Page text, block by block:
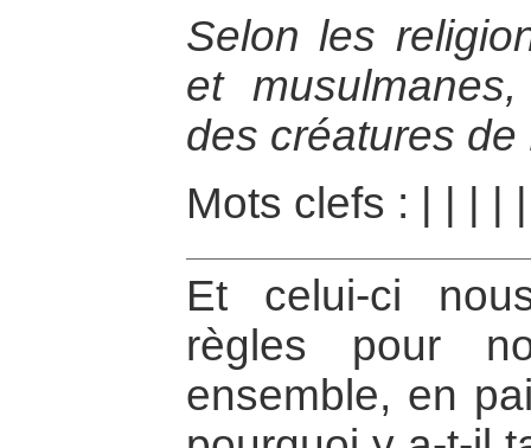
Selon les
et
des créatures de
Mots clefs :
Et celui-ci
règles pour
ensemble, en